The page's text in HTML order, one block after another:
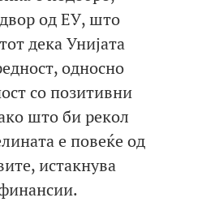
од ЕУ, што
дека Унијата
односно
со позитивни
што би рекол
е повеќе од
истакнува